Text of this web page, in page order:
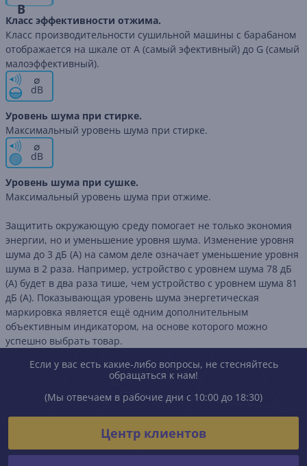
B
Класс эффективности отжима.
Класс производительности сушильной машины с барабаном
отображается на шкале от A (самый эфективный) до G (самый
малоэффективный).
∅
dB
Уровень шума при стирке.
Максимальный уровень шума при стирке.
∅
dB
Уровень шума при сушке.
Максимальный уровень шума при отжиме.
Защитить окружающую среду помогает не только экономия
энергии, но и уменьшение уровня шума. Изменение уровня
шума до 3 дБ (А) на самом деле означает уменьшение уровня
шума в 2 раза. Например, устройство с уровнем шума 78 дБ
(А) будет в два раза тише, чем устройство с уровнем шума 81
дБ (А). Показывающая уровень шума энергетическая
маркировка является ещё одним дополнительным
объективным индикатором, на основе которого можно
успешно выбрать товар.
Если у вас есть какие-либо вопросы, не стесняйтесь
обращаться к нам!
(Мы отвечаем в рабочие дни с 10:00 до 18:30)
Центр клиентов